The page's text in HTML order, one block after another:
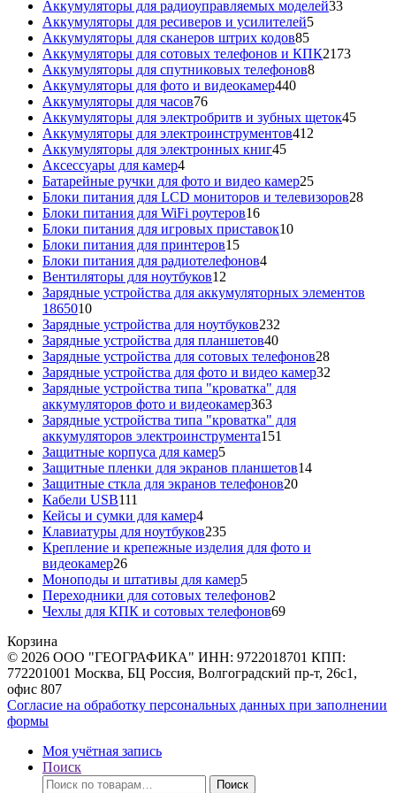
товара
Аккумуляторы для радиоуправляемых моделей3333
Аккумуляторы для ресиверов и усилителей55
Аккумуляторы для сканеров штрих кодов8585
товаров
Аккумуляторы для сотовых телефонов и КПК21732173
Аккумуляторы для спутниковых телефонов88
Аккумуляторы для фото и видеокамер440440
Аккумуляторы для часов7676
товаров
Аккумуляторы для электробритв и зубных щеток4545
Аккумуляторы для электроинструментов412
Аккумуляторы для электронных книг4545
Аксессуары для камер44
товара
Батарейные ручки для фото и видео камер2525
товаров
Блоки питания для LCD мониторов и телевизоров2828
Блоки питания для WiFi роутеров1616
товаров
Блоки питания для игровых приставок1010
Блоки питания для принтеров1515
товаров
Блоки питания для радиотелефонов44
Вентиляторы для ноутбуков12
товаров
Зарядные устройства для аккумуляторных элементов
186501010
товаров
Зарядные устройства для ноутбуков232
Зарядные устройства для планшетов4040
товаров
Зарядные устройства для сотовых телефонов2828
товаров
Зарядные устройства для фото и видео камер32
Зарядные устройства типа "кроватка" для
аккумуляторов фото и видеокамер363363
товара
Зарядные устройства типа "кроватка" для
аккумуляторов электроинструмента151
Защитные корпуса для камер55
товаров
Защитные пленки для экранов планшетов1414
Защитные сткла для экранов телефонов2020
Кабели USB111
товаров
Кейсы и сумки для камер44
товара
Клавиатуры для ноутбуков235235
товаров
Крепление и крепежные изделия для фото и
видеокамер2626
товаров
Моноподы и штативы для камер55
товаров
Переходники для сотовых телефонов2
товара
Чехлы для КПК и сотовых телефонов6969
Корзина
© 2026 ООО "ГЕОГРАФИКА" ИНН: 9722018701 КПП:
772201001 Москва, БЦ Россия, Волгоградский пр-т, 26с1,
офис 807
Согласие на обработку персональных данных при заполнении
формы
Моя учётная запись
Поиск
Искать:
Поиск